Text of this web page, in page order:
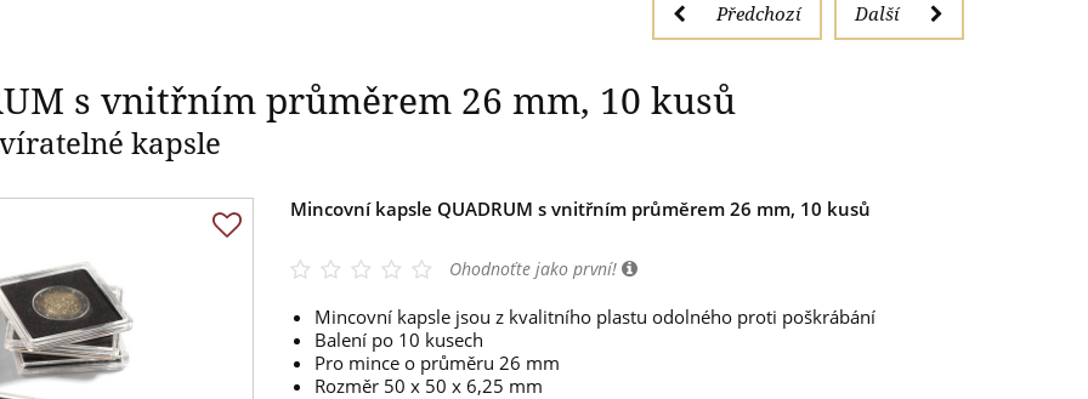
Další
Předchozí
s vnitřním průměrem 26 mm, 10 kusů
kapsle
Mincovní kapsle QUADRUM s vnitřním průměrem 26 mm, 10 kusů
Ohodnoťte jako první!
Mincovní kapsle jsou z kvalitního plastu odolného proti poškrábání
Balení po 10 kusech
Pro mince o průměru 26 mm
Rozměr 50 x 50 x 6,25 mm